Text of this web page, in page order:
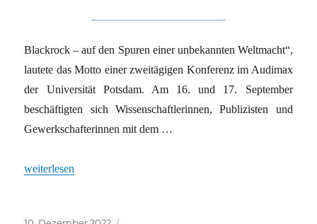
Blackrock – auf den Spuren einer unbekannten Weltmacht“,
lautete das Motto einer zweitägigen Konferenz im Audimax
der Universität Potsdam. Am 16. und 17. September
beschäftigten sich Wissenschaftlerinnen, Publizisten und
Gewerkschafterinnen mit dem …
„Gegen Blackrock und Co.“
weiterlesen